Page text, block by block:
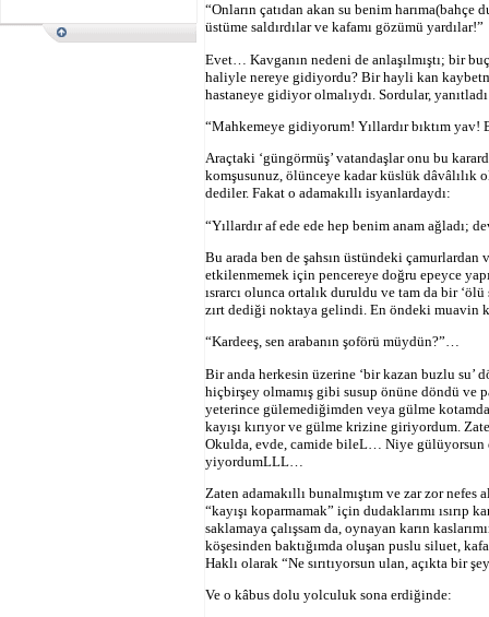
“Onların çatıdan akan su benim
üstüme saldırdılar ve kafamı gözümü yardılar!”
Evet… Kavganın nedeni de anlaşılmıştı; bir
haliyle nereye gidiyordu? Bir hayli kan
hastaneye gidiyor olmalıydı. Sordular,
“Mahkemeye gidiyorum! Yıllardır bıktım yav!
Araçtaki ‘güngörmüş’ vatandaşlar onu bu
komşusunuz, ölünceye kadar küslük dâvâlılık
dediler. Fakat o adamakıllı isyanlardaydı:
“Yıllardır af ede ede hep benim anam ağladı;
Bu arada ben de şahsın üstündeki
etkilenmemek için pencereye doğru epeyce
ısrarcı olunca ortalık duruldu ve tam da bir
zırt dediği noktaya gelindi. En öndeki muavin
“Kardeeş, sen arabanın şoförü müydün?”…
Bir anda herkesin üzerine ‘bir kazan buzlu su’
hiçbirşey olmamış gibi susup önüne döndü ve
yeterince gülemediğimden veya gülme
kayışı kırıyor ve gülme krizine giriyordum.
Okulda, evde, camide bileL … Niye gülüyorsun
yiyordumLLL
Zaten adamakıllı bunalmıştım ve zar zor
“kayışı koparmamak” için dudaklarımı
saklamaya çalışsam da, oynayan karın
köşesinden baktığımda oluşan puslu siluet,
Haklı olarak “Ne sırıtıyorsun ulan, açıkta bir
Ve o kâbus dolu yolculuk sona erdiğinde: